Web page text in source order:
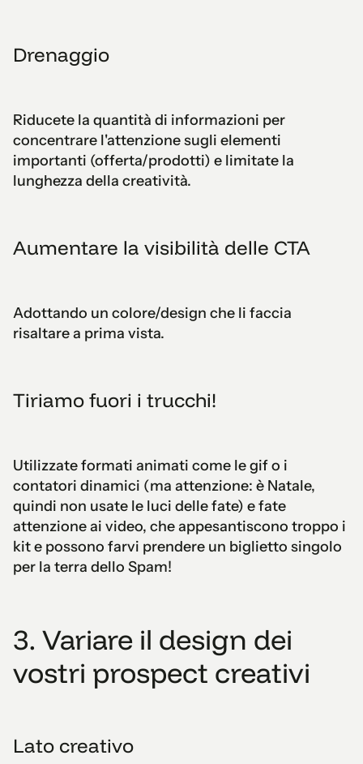
Drenaggio
Riducete la quantità di informazioni per
concentrare l'attenzione sugli elementi
importanti (offerta/prodotti) e limitate la
lunghezza della creatività.
Aumentare la visibilità delle CTA
Adottando un colore/design che li faccia
risaltare a prima vista.
Tiriamo fuori i trucchi!
Utilizzate formati animati come le gif o i
contatori dinamici (ma attenzione: è Natale,
quindi non usate le luci delle fate) e fate
attenzione ai video, che appesantiscono troppo i
kit e possono farvi prendere un biglietto singolo
per la terra dello Spam!
3. Variare il design dei
vostri prospect creativi
Lato creativo